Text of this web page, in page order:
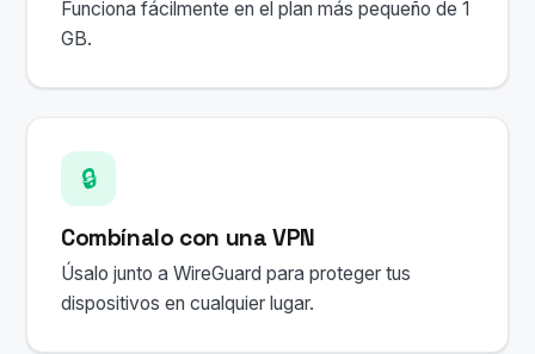
Funciona fácilmente en el plan más pequeño de 1
GB.
🔒
Combínalo con una VPN
Úsalo junto a WireGuard para proteger tus
dispositivos en cualquier lugar.